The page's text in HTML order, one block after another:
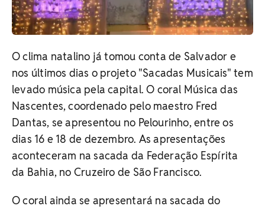
O clima natalino já tomou conta de Salvador e
nos últimos dias o projeto "Sacadas Musicais" tem
levado música pela capital. O coral Música das
Nascentes, coordenado pelo maestro Fred
Dantas, se apresentou no Pelourinho, entre os
dias 16 e 18 de dezembro. As apresentações
aconteceram na sacada da Federação Espírita
da Bahia, no Cruzeiro de São Francisco.
O coral ainda se apresentará na sacada do